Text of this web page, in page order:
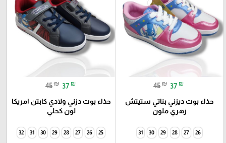
45 ₪ 37 ₪
حذاء بوت ديزني بناتي ستيتش
زهري ملون
26
27
28
29
30
31
45 ₪ 37 ₪
حذاء بوت دزني ولادي كابتن امريكا
لون كحلي
25
26
27
28
29
30
31
32